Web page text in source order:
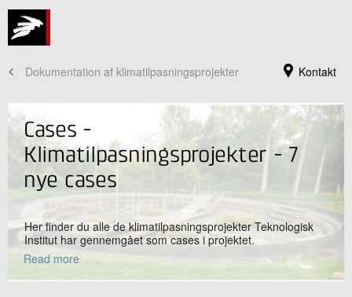
Kontakt
Dokumentation af klimatilpasningsprojekter
Cases -
Klimatilpasningsprojekter - 7
nye cases
Her finder du alle de klimatilpasningsprojekter Teknologisk
Institut har gennemgået som cases i projektet.
Read more